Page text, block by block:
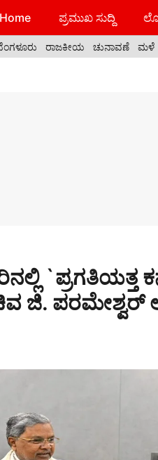
Home ಪ್ರಮುಖ ಸುದ್ದಿ
ರಾಜಕೀಯ ಚುನಾವಣೆ ಮಳೆ
`ಪ್ರಗತಿಯತ್ತ
ಜಿ. ಪರಮೇಶ್ವರ್